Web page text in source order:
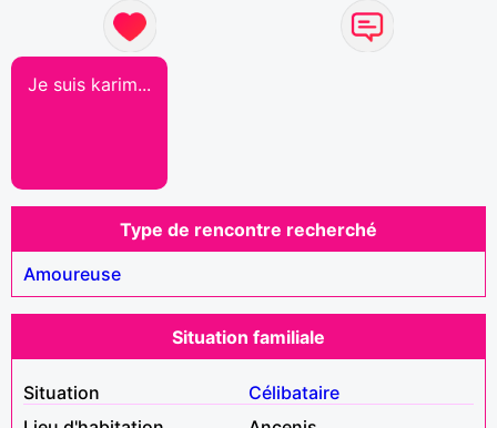
Je suis karim...
Type de rencontre recherché
Amoureuse
Situation familiale
Situation
Célibataire